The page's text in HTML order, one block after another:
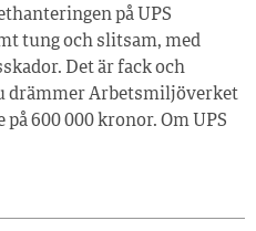
på UPS
tung och slitsam, med
Det är fack och
drämmer Arbetsmiljöverket
600 000 kronor. Om UPS